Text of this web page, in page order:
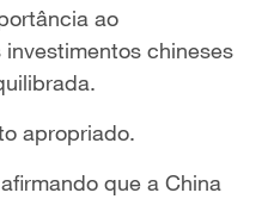
ao
chineses
apropriado.
que a China